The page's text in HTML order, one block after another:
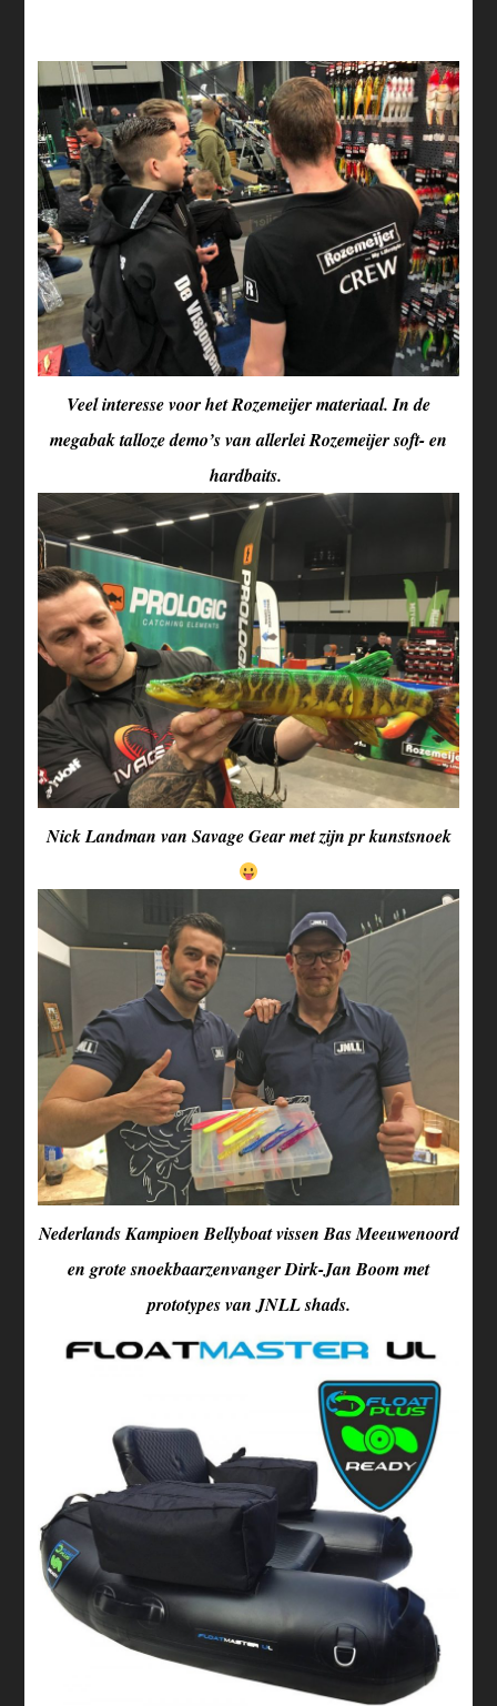
Veel interesse voor het Rozemeijer materiaal. In de
megabak talloze demo’s van allerlei Rozemeijer soft- en
hardbaits.
Nick Landman van Savage Gear met zijn pr kunstsnoek
Nederlands Kampioen Bellyboat vissen Bas Meeuwenoord
en grote snoekbaarzenvanger Dirk-Jan Boom met
prototypes van JNLL shads.